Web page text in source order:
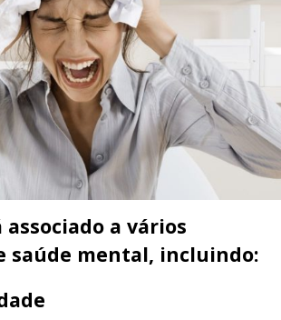
associado a vários
saúde mental, incluindo: